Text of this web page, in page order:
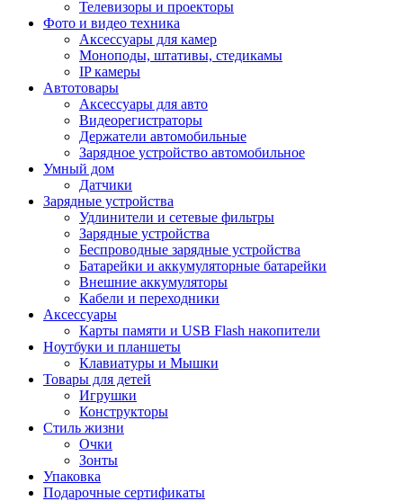
Телевизоры и проекторы
Фото и видео техника
Аксессуары для камер
Моноподы, штативы, стедикамы
IP камеры
Автотовары
Аксессуары для авто
Видеорегистраторы
Держатели автомобильные
Зарядное устройство автомобильное
Умный дом
Датчики
Зарядные устройства
Удлинители и сетевые фильтры
Зарядные устройства
Беспроводные зарядные устройства
Батарейки и аккумуляторные батарейки
Внешние аккумуляторы
Кабели и переходники
Аксессуары
Карты памяти и USB Flash накопители
Ноутбуки и планшеты
Клавиатуры и Мышки
Товары для детей
Игрушки
Конструкторы
Стиль жизни
Очки
Зонты
Упаковка
Подарочные сертификаты